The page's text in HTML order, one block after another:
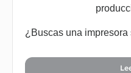
¿Buscas una impresora